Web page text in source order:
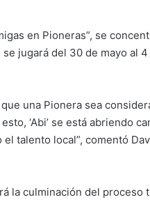
en Pioneras”, se
jugará del 30 de mayo al
una Pionera sea
‘Abi’ se está abriendo
talento local”, comentó
la culminación del